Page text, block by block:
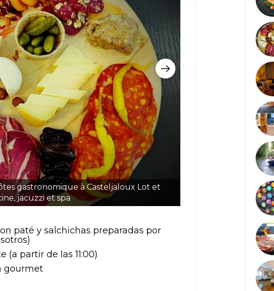
gastronomique à Casteljaloux Lot et
jacuzzi et spa
Gîtes, chambre
paté y salchichas preparadas por
(a partir de las 11:00)
gourmet